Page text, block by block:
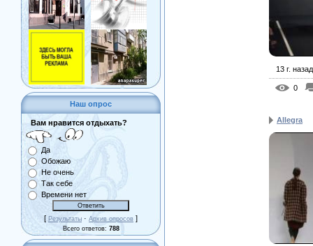
Наш опрос
Вам нравится отдыхать?
Да
Обожаю
Не очень
Так себе
Времени нет
[ Результаты · Архив опросов ]
Всего ответов: 788
13 г. назад
0
Allegra